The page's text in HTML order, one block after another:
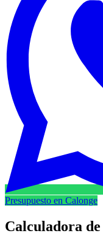
Presupuesto en Calonge
Calculadora